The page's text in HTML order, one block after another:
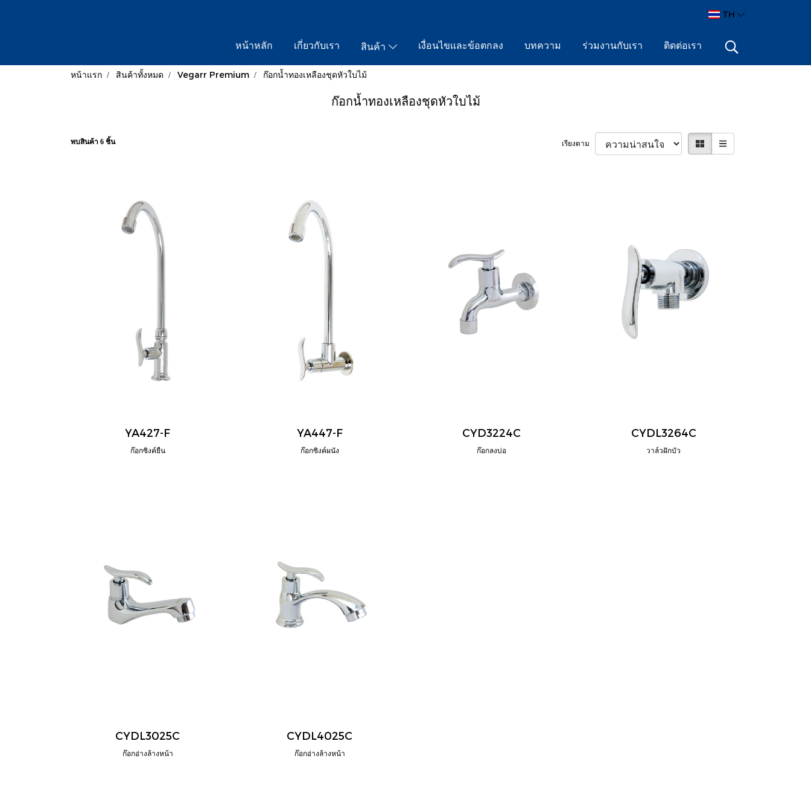
TH
หน้าหลัก เกี่ยวกับเรา สินค้า เงื่อนไขและข้อตกลง บทความ ร่วมงานกับเรา ติดต่อเรา
หน้าแรก สินค้าทั้งหมด Vegarr Premium ก๊อกน้ำทองเหลืองชุดหัวใบไม้
ก๊อกน้ำทองเหลืองชุดหัวใบไม้
พบสินค้า 6 ชิ้น เรียงตาม
YA427-F
ก๊อกซิงค์ยืน
YA447-F
ก๊อกซิงค์ผนัง
CYD3224C
ก๊อกลงบ่อ
CYDL3264C
วาล์วฝักบัว
CYDL3025C
ก๊อกอ่างล้างหน้า
CYDL4025C
ก๊อกอ่างล้างหน้า